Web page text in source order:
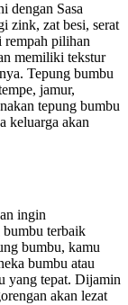
dengan Sasa
zink, zat besi, serat
rempah pilihan
memiliki tekstur
Tepung bumbu
jamur,
tepung bumbu
keluarga akan
ingin
bumbu terbaik
bumbu, kamu
bumbu atau
yang tepat. Dijamin
akan lezat